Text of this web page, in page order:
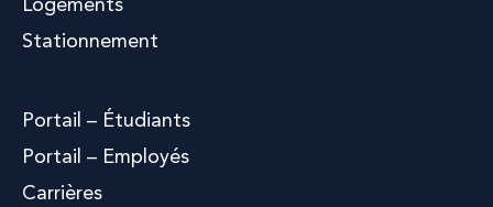
Logements
Stationnement
Portail – Étudiants
Portail – Employés
Carrières